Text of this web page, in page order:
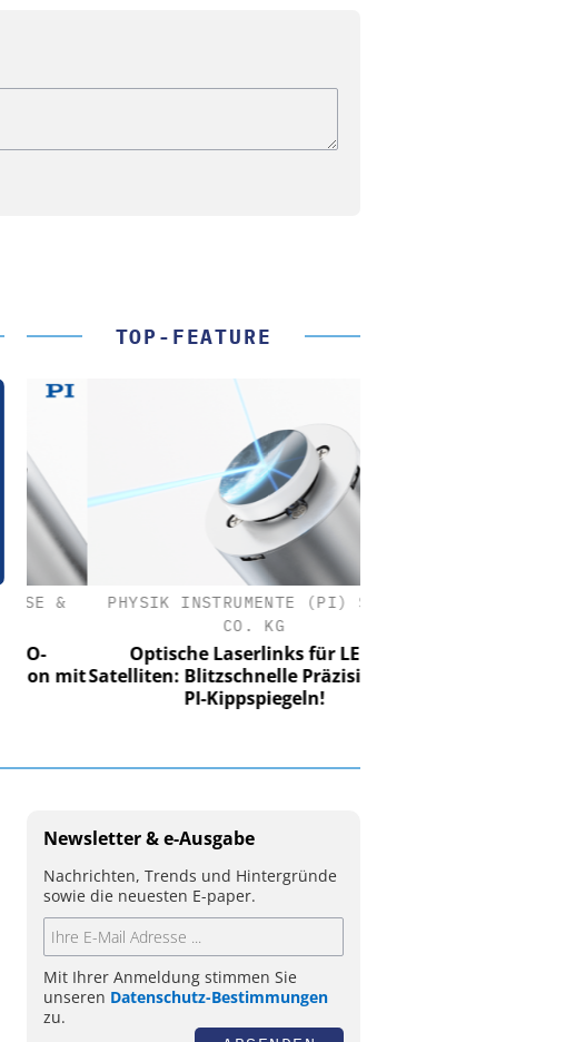
TOP-FEATURE
PHYSIK INSTRUMENTE (PI) SE &
CO. KG
Optische Laserlinks für LEO-
Satelliten: Blitzschnelle Präzision mit
PI-Kippspiegeln!
Newsletter & e-Ausgabe
Nachrichten, Trends und Hintergründe
sowie die neuesten E-paper.
Mit Ihrer Anmeldung stimmen Sie
unseren Datenschutz-Bestimmungen
zu.